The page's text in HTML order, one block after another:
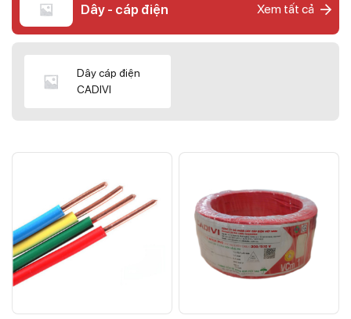
Dây - cáp điện Xem tất cả
Dây cáp điện
CADIVI